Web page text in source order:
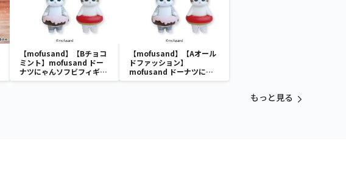
【mofusand】【Bチョコ
ミント】mofusand ドー
ナツにゃんソフビフィギュ
ア
【mofusand】【Aオール
ドファッション】
mofusand ドーナツにゃ
んソフビフィギュア
もっと見る